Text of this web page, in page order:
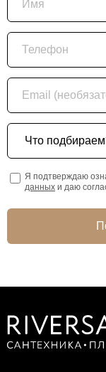
Телефон
Email (необязательно)
Что подбираем?
Я подтверждаю
данных и даю